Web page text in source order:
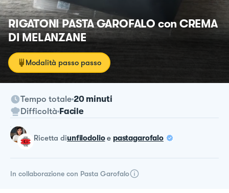
RIGATONI PASTA GAROFALO con CREMA
DI MELANZANE
Modalità passo passo
Tempo totale 20 minuti
Difficoltà Facile
ricetta diunfilodolioe pastagarofalo
In collaborazione con Pasta Garofalo